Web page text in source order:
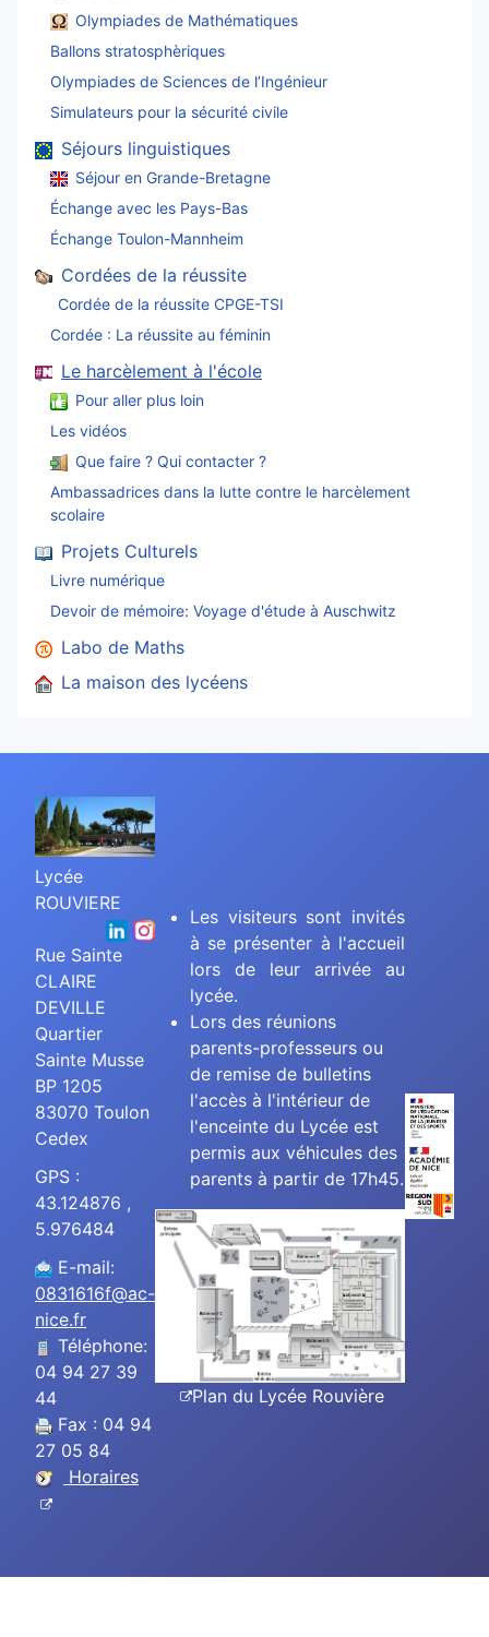
Olympiades de Mathématiques
Ballons stratosphèriques
Olympiades de Sciences de l’Ingénieur
Simulateurs pour la sécurité civile
Séjours linguistiques
Séjour en Grande-Bretagne
Échange avec les Pays-Bas
Échange Toulon-Mannheim
Cordées de la réussite
Cordée de la réussite CPGE-TSI
Cordée : La réussite au féminin
Le harcèlement à l'école
Pour aller plus loin
Les vidéos
Que faire ? Qui contacter ?
Ambassadrices dans la lutte contre le harcèlement
scolaire
Projets Culturels
Livre numérique
Devoir de mémoire: Voyage d'étude à Auschwitz
Labo de Maths
La maison des lycéens
Lycée
ROUVIERE
Rue Sainte
CLAIRE
DEVILLE
Quartier
Sainte Musse
BP 1205
83070 Toulon
Cedex
GPS :
43.124876 ,
5.976484
E-mail:
0831616f@ac-
nice.fr
Téléphone:
04 94 27 39
44
Fax : 04 94
27 05 84
Horaires
Les visiteurs sont invités
à se présenter à l'accueil
lors de leur arrivée au
lycée.
Lors des réunions
parents-professeurs ou
de remise de bulletins
l'accès à l'intérieur de
l'enceinte du Lycée est
permis aux véhicules des
parents à partir de 17h45.
Plan du Lycée Rouvière